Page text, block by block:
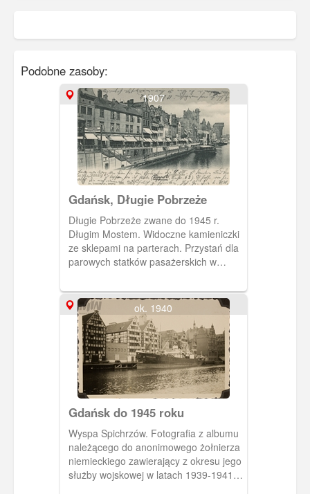
Podobne zasoby:
1907
Gdańsk, Długie Pobrzeże
Długie Pobrzeże zwane do 1945 r.
Długim Mostem. Widoczne kamieniczki
ze sklepami na parterach. Przystań dla
parowych statków pasażerskich w
charakterystyczna wieżyczka Domu
Towarzystwa Przyrodniczego obok
Bramy Mariackiej.
ok. 1940
Gdańsk do 1945 roku
Wyspa Spichrzów. Fotografia z albumu
należącego do anonimowego żołnierza
niemieckiego zawierający z okresu jego
służby wojskowej w latach 1939-1941.